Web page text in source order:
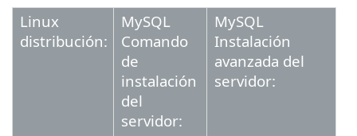
Linux
distribución:
MySQL
Comando
de
instalación
del
servidor:
MySQL
Instalación
avanzada del
servidor: